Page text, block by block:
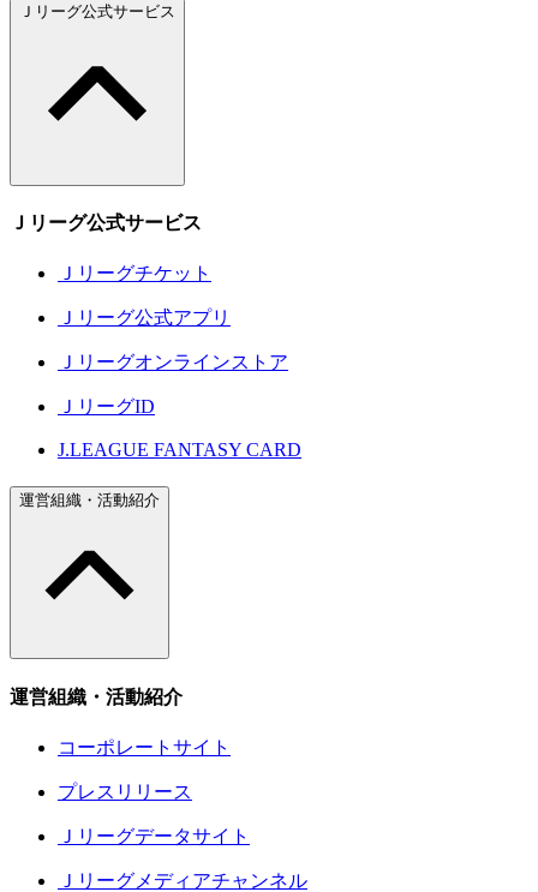
Ｊリーグ公式サービス
Ｊリーグ公式サービス
Ｊリーグチケット
Ｊリーグ公式アプリ
Ｊリーグオンラインストア
ＪリーグID
J.LEAGUE FANTASY CARD
運営組織・活動紹介
運営組織・活動紹介
コーポレートサイト
プレスリリース
Ｊリーグデータサイト
Ｊリーグメディアチャンネル